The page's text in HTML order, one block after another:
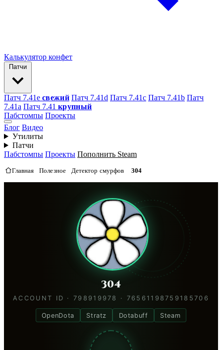
Калькулятор конфет
Патчи
Патч 7.41e свежий Патч 7.41d Патч 7.41c Патч 7.41b Патч
7.41а Патч 7.41 крупный
Пабстомпы Проекты
Блог Видео
Утилиты
Патчи
Пабстомпы Проекты Пополнить Steam
Главная Полезное Детектор смурфов 304
304
ACCOUNT ID · 798919978 · 76561198759185706
OpenDota Stratz Dotabuff Steam